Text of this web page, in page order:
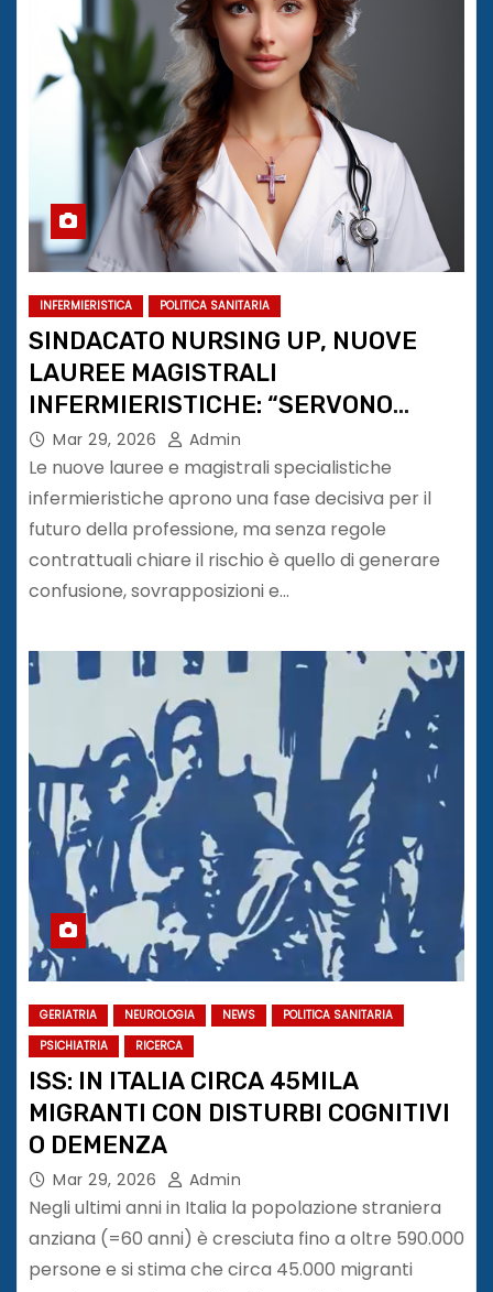
INFERMIERISTICA POLITICA SANITARIA
SINDACATO NURSING UP, NUOVE
LAUREE MAGISTRALI
INFERMIERISTICHE: “SERVONO
REGOLE SUBITO”
Mar 29, 2026 Admin
Le nuove lauree e magistrali specialistiche
infermieristiche aprono una fase decisiva per il
futuro della professione, ma senza regole
contrattuali chiare il rischio è quello di generare
confusione, sovrapposizioni e…
GERIATRIA NEUROLOGIA NEWS
POLITICA SANITARIA
PSICHIATRIA
RICERCA
ISS: IN ITALIA CIRCA 45MILA
MIGRANTI CON DISTURBI COGNITIVI
O DEMENZA
Mar 29, 2026 Admin
Negli ultimi anni in Italia la popolazione straniera
anziana (=60 anni) è cresciuta fino a oltre 590.000
persone e si stima che circa 45.000 migranti